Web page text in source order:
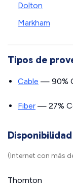
Dolton
Markham
Tipos de
Cable — 90%
Fiber — 27%
(Internet con más
Thornton